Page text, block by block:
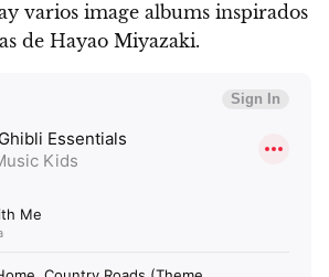
varios image albums inspirados
de Hayao Miyazaki.